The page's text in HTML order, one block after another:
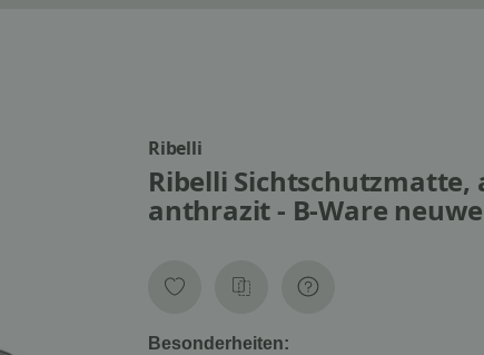
Ribelli
Ribelli Sichtschutzmatte,
anthrazit - B-Ware
Besonderheiten: